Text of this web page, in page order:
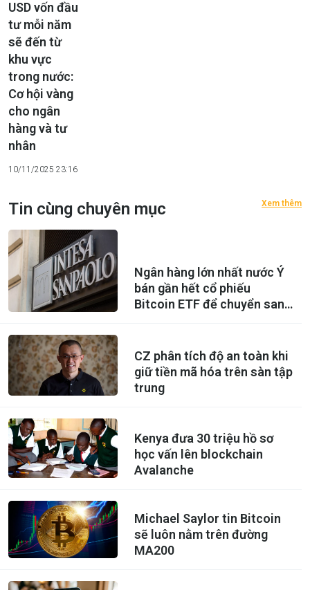
10/11/2025 23:16
USD vốn đầu
tư mỗi năm
sẽ đến từ
khu vực
trong nước:
Cơ hội vàng
cho ngân
hàng và tư
nhân
Tin cùng chuyên mục Xem thêm
Ngân hàng lớn nhất nước Ý
bán gần hết cổ phiếu
Bitcoin ETF để chuyển sang
CZ phân tích độ an toàn khi
giữ tiền mã hóa trên sàn tập
trung
Kenya đưa 30 triệu hồ sơ
học vấn lên blockchain
Avalanche
Michael Saylor tin Bitcoin
sẽ luôn nằm trên đường
MA200